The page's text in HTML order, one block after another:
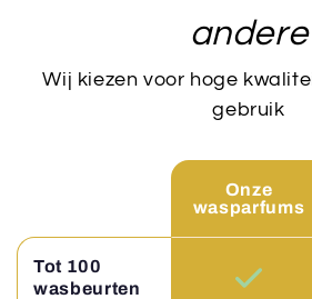
andere
Wij kiezen voor hoge
gebruik
Onze
wasparfums
Tot 100
wasbeurten